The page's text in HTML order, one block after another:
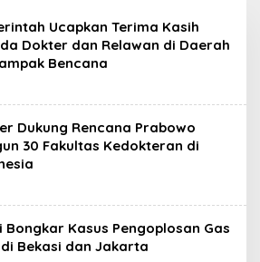
Ucapkan Terima Kasih
Dokter dan Relawan di Daerah
Bencana
Dukung Rencana Prabowo
30 Fakultas Kedokteran di
Bongkar Kasus Pengoplosan Gas
di Bekasi dan Jakarta